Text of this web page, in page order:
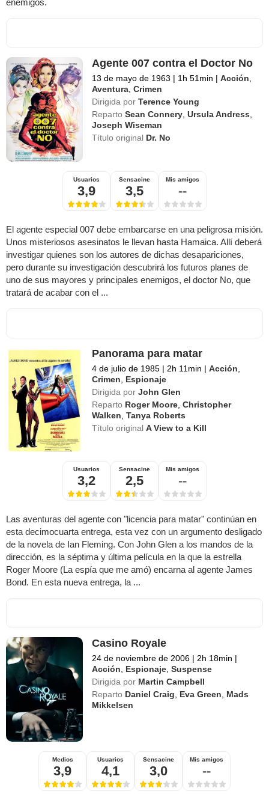
Agente 007 contra el Doctor No
13 de mayo de 1963 | 1h 51min | Acción
Aventura ,Crimen
Dirigida por Terence Young
Reparto Sean Connery ,Ursula Andress
Joseph Wiseman
Título original Dr. No
Usuarios
3,9
Sensacine
3,5
Mis amigos
--
El agente especial 007 debe embarcarse en una peligrosa misión.
Unos misteriosos asesinatos le llevan hasta Hamaica. Allí deberá
investigar quienes son los autores de dichas desapariciones,
pero durante su investigación descubrirá los futuros planes de
uno de sus mayores y principales enemigos, el doctor No, que
tratará de acabar con el ...
Panorama para matar
4 de julio de 1985 | 2h 11min | Acción
Crimen
Espionaje
Dirigida por John Glen
Reparto Roger Moore ,Christopher
Walken ,Tanya Roberts
Título originalA View to a Kill
Usuarios
3,2
Sensacine
2,5
Mis amigos
--
Las aventuras del agente con "licencia para matar" continúan en
esta decimocuarta entrega, esta vez con un argumento desligado
de la novela de Ian Fleming. Con John Glen a los mandos de la
dirección, es la séptima y última película en la que la estrella
Roger Moore (La espía que me amó) encarna al agente James
Bond. En esta nueva entrega, la ...
Casino Royale
24 de noviembre de 2006 | 2h 18min |
Acción, Espionaje,Suspense
Dirigida por Martin Campbell
Reparto Daniel Craig, Eva Green, Mads
Mikkelsen
Medios
3,9
Usuarios
4,1
Sensacine
3,0
Mis amigos
--